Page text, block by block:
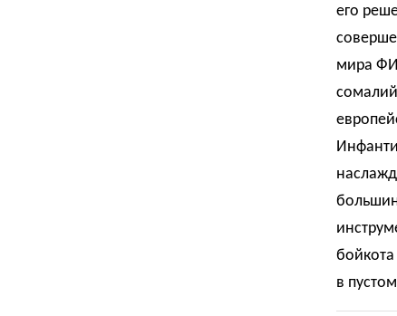
его
мира
в